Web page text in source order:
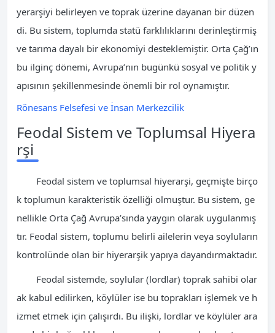
yerarşiyi belirleyen ve toprak üzerine dayanan bir düzen
di. Bu sistem, toplumda statü farklılıklarını derinleştirmiş
ve tarıma dayalı bir ekonomiyi desteklemiştir. Orta Çağ’ın
bu ilginç dönemi, Avrupa’nın bugünkü sosyal ve politik y
apısının şekillenmesinde önemli bir rol oynamıştır.
Rönesans Felsefesi ve İnsan Merkezcilik
Feodal Sistem ve Toplumsal Hiyera
rşi
Feodal sistem ve toplumsal hiyerarşi, geçmişte birço
k toplumun karakteristik özelliği olmuştur. Bu sistem, ge
nellikle Orta Çağ Avrupa’sında yaygın olarak uygulanmış
tır. Feodal sistem, toplumu belirli ailelerin veya soyluların
kontrolünde olan bir hiyerarşik yapıya dayandırmaktadır.
Feodal sistemde, soylular (lordlar) toprak sahibi olar
ak kabul edilirken, köylüler ise bu toprakları işlemek ve h
izmet etmek için çalışırdı. Bu ilişki, lordlar ve köylüler ara